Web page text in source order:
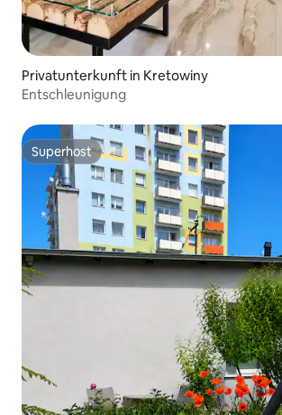
Privatunterkunft in Kretowiny
Entschleunigung
Superhost
Superhost